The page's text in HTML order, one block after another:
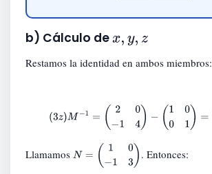
b) Cálculo dex,y,z
Restamos la identidad en ambos miembros:
(3z )M − =( −14 1 0 1)=( 10
Llamamos N=(1 0 13 . Entonces: